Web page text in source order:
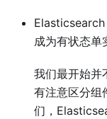
Elasticsearch
成为有状态单
我们最开始并
有注意区分组
们，